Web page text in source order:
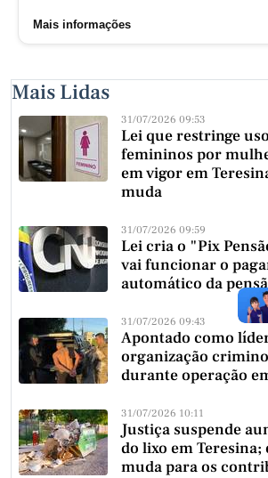
Mais Lidas
31/07/2026 09:53
Lei que restringe
femininos por
em vigor em
muda
31/07/2026 09:59
Lei cria o "Pix
vai funcionar o
automático da
31/07/2026 09:43
Apontado como
organização
durante operação
31/07/2026 10:11
Justiça suspende
do lixo em Teresina;
muda para os